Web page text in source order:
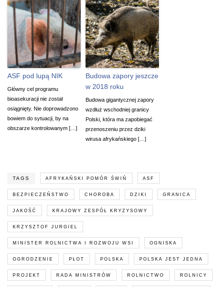
ASF pod lupą NIK
Główny cel programu
bioasekuracji nie został
osiągnięty. Nie doprowadzono
bowiem do sytuacji, by na
obszarze kontrolowanym […]
Budowa zapory jeszcze
w 2018 roku
Budowa gigantycznej zapory
wzdłuż wschodniej granicy
Polski, która ma zapobiegać
przenoszeniu przez dziki
wirusa afrykańskiego […]
TAGS AFRYKAŃSKI POMÓR ŚWIŃ ASF
BEZPIECZEŃSTWO CHOROBA DZIKI GRANICA
JAKOŚĆ KRAJOWY ZESPÓŁ KRYZYSOWY
KRZYSZTOF JURGIEL
MINISTER ROLNICTWA I ROZWOJU WSI OGNISKA
OGRODZENIE PŁOT POLSKA POLSKA JEST JEDNA
PROJEKT RADA MINISTRÓW ROLNICTWO ROLNICY